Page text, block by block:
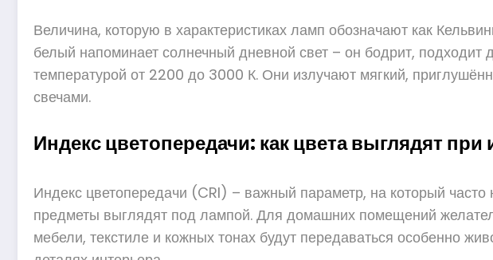
Величина, которую в характеристиках ламп обозначают как
белый напоминает солнечный дневной свет – он бодрит, подходит
температурой от 2200 до 3000 К. Они излучают мягкий,
свечами.
Индекс цветопередачи: как цвета выглядят
Индекс цветопередачи (CRI) – важный параметр, на который
предметы выглядят под лампой. Для домашних помещений
мебели, текстиле и кожных тонах будут передаваться особенно